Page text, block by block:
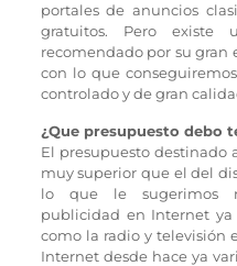
portales de anuncios
gratuitos. Pero existe
recomendado por su gran
con lo que
controlado y de gran
¿Que presupuesto debo
El presupuesto
muy superior que el del
lo que le sugerimos
publicidad en Internet
como la radio y televisión
Internet desde hace ya